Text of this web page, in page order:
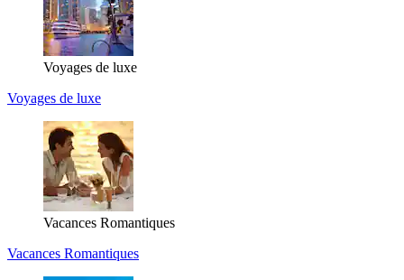
Voyages de luxe
Voyages de luxe
Vacances Romantiques
Vacances Romantiques